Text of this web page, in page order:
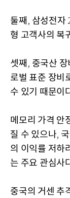
둘째 , 삼성전자
형 고객사의 복
셋째 , 중국산
로벌 표준 장비
수 있기 때문이
메모리 가격 안
질 수 있으나,
의 이익률 저하
는 주요 관심사
중국의 거센 추